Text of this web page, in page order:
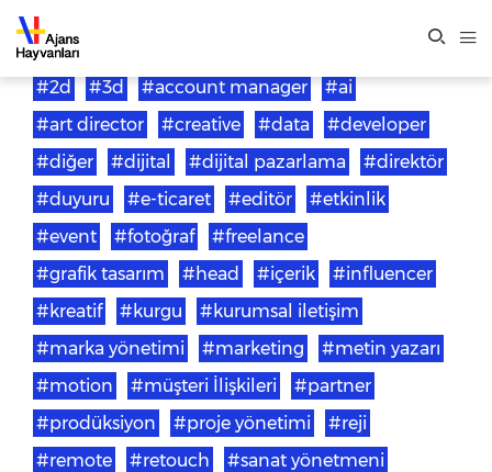
#2d #3d #account manager
#ai
#art director
#creative #data
#developer
#diğer
#dijital #dijital pazarlama
#direktör
#duyuru
#e-ticaret #editör
#etkinlik
#event
#fotoğraf
#freelance
#grafik tasarım
#head #içerik
#influencer
#kreatif
#kurgu
#kurumsal iletişim
#marka yönetimi
#marketing
#metin yazarı
#motion
#müşteri İlişkileri
#partner
#prodüksiyon
#proje yönetimi
#reji
#remote
#retouch
#sanat yönetmeni